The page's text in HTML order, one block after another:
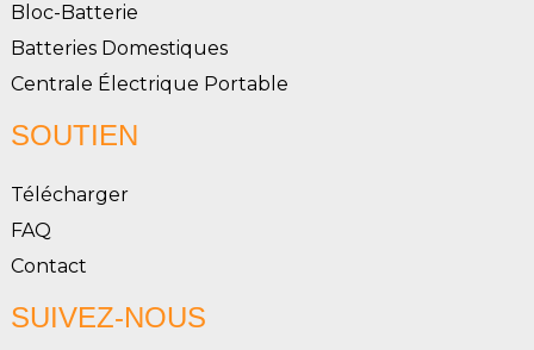
Bloc-Batterie
Batteries Domestiques
Centrale Électrique Portable
SOUTIEN
Télécharger
FAQ
Contact
SUIVEZ-NOUS